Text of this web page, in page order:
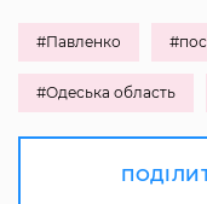
#Павленко
#Одеська область